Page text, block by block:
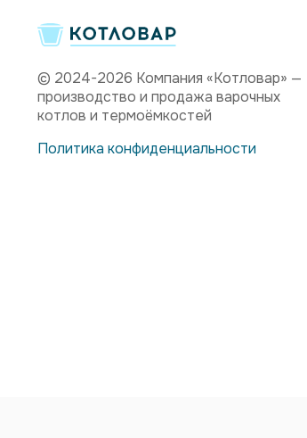
© 2024-2026 Компания «Котловар» —
производство и продажа варочных
котлов и термоёмкостей
Политика конфиденциальности